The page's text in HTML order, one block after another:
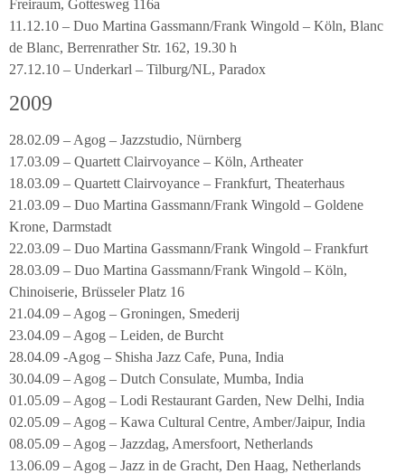
Freiraum, Gottesweg 116a
11.12.10 – Duo Martina Gassmann/Frank Wingold – Köln, Blanc
de Blanc, Berrenrather Str. 162, 19.30 h
27.12.10 – Underkarl – Tilburg/NL, Paradox
2009
28.02.09 – Agog – Jazzstudio, Nürnberg
17.03.09 – Quartett Clairvoyance – Köln, Artheater
18.03.09 – Quartett Clairvoyance – Frankfurt, Theaterhaus
21.03.09 – Duo Martina Gassmann/Frank Wingold – Goldene
Krone, Darmstadt
22.03.09 – Duo Martina Gassmann/Frank Wingold – Frankfurt
28.03.09 – Duo Martina Gassmann/Frank Wingold – Köln,
Chinoiserie, Brüsseler Platz 16
21.04.09 – Agog – Groningen, Smederij
23.04.09 – Agog – Leiden, de Burcht
28.04.09 -Agog – Shisha Jazz Cafe, Puna, India
30.04.09 – Agog – Dutch Consulate, Mumba, India
01.05.09 – Agog – Lodi Restaurant Garden, New Delhi, India
02.05.09 – Agog – Kawa Cultural Centre, Amber/Jaipur, India
08.05.09 – Agog – Jazzdag, Amersfoort, Netherlands
13.06.09 – Agog – Jazz in de Gracht, Den Haag, Netherlands